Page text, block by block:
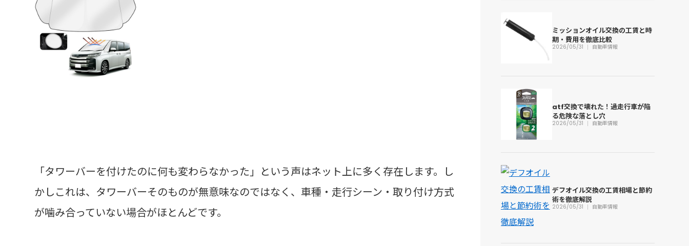
「タワーバーを付けたのに何も変わらなかった」という声はネット上に多く存在します。し
かしこれは、タワーバーそのものが無意味なのではなく、車種・走行シーン・取り付け方式
が噛み合っていない場合がほとんどです。
ミッションオイル交換の工賃と時
期・費用を徹底比較
2026/05/31 自動車情報
atf交換で壊れた！過走行車が陥
る危険な落とし穴
2026/05/31 自動車情報
デフオイル交換の工賃相場と節約
術を徹底解説
2026/05/31 自動車情報